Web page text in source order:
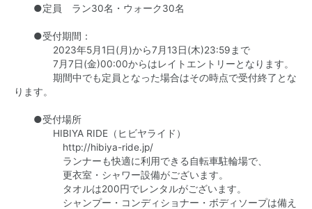
●定員 ラン30名・ウォーク30名
●受付期間：
2023年5月1日(月)から7月13日(木)23:59まで
7月7日(金)00:00からはレイトエントリーとなります。
期間中でも定員となった場合はその時点で受付終了とな
ります。
●受付場所
HIBIYA RIDE（ヒビヤライド）
http://hibiya-ride.jp/
ランナーも快適に利用できる自転車駐輪場で、
更衣室・シャワー設備がございます。
タオルは200円でレンタルがございます。
シャンプー・コンディショナー・ボディソープは備え